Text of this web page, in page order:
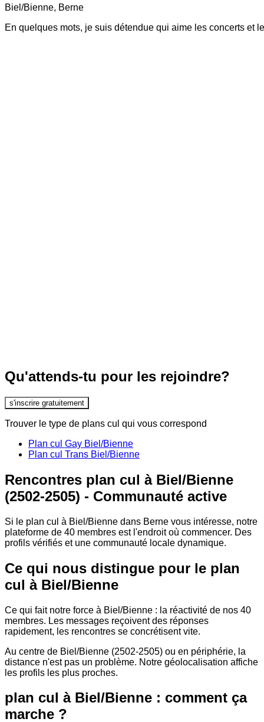
Biel/Bienne, Berne
En quelques mots, je suis détendue qui aime les concerts et
Qu'attends-tu pour les rejoindre?
s'inscrire gratuitement
Trouver le type de plans cul qui vous correspond
Plan cul Gay Biel/Bienne
Plan cul Trans Biel/Bienne
Rencontres plan cul à Biel/Bienne
(2502-2505) - Communauté active
Si le plan cul à Biel/Bienne dans Berne vous intéresse, notre
plateforme de 40 membres est l'endroit où commencer. Des
profils vérifiés et une communauté locale dynamique.
Ce qui nous distingue pour le plan
cul à Biel/Bienne
Ce qui fait notre force à Biel/Bienne : la réactivité de nos 40
membres. Les messages reçoivent des réponses
rapidement, les rencontres se concrétisent vite.
Au centre de Biel/Bienne (2502-2505) ou en périphérie, la
distance n'est pas un problème. Notre géolocalisation affiche
les profils les plus proches.
plan cul à Biel/Bienne : comment ça
marche ?